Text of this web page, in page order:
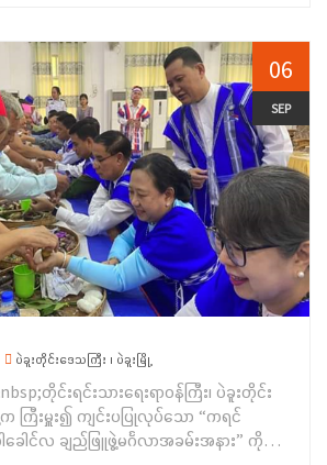
ရီတွင် မြစ်ကြီးနားမြို့ လူထုအခြေပြုဗဟိုဌာန
၌ ကျင်းပပြုလုပ်ခဲ့ သည်။အဆိုပါပြိုင်ပွဲများ
ကလေးစာဖတ်ခန်း၌ "ရွှေရောင်
လုံးလုံးနေကြစို့"ခေါင်းစဉ်ဖြင့် ပန်းချီ
ဘက်စုံသုံးခန်းမ၌ “တိုင်းရင်းသားစည်းလုံး
ြင့် ကျပန်းစကားပြောပြိုင်ပွဲကိုလည်းကောင်း
မြို့နယ်အတွင်းရှိ အခြေခံပညာကျောင်းများမှ
ယ်တန်းအဆင့် ကျောင်းသား/သူ (၃၂)ဦး
သည်။ဆက်လက်ပြီး ဆုချီးမြှင့်ပေးအပ်ပွဲ
ပပြုလုပ်ရာ ပြန်ကြားရေးနှင့်ပြည်သူ့ ဆက်ဆံ
ြီးနားခရိုင်ဦးစီးမှူး ဦးကျော်ထက်က အဖွင့်အမှာ
င်းရင်းသားစာပေနှင့်ယဉ်ကျေးမှုဦးစီးဌာန၊
းလင်းပြောကြားခဲ့ပါသည်။&nbsp;ထို့နောက်
ော်စိုးနိုင်က ပန်းချီပြိုင်ပွဲ၏အမှတ်ပေးစည်းမျဉ်း
စာရေးဆရာ အကြီးကိုကို (ကသာ)က ကျပန်း
မှတ်ပေးစည်းမျဉ်းများကိုလည်းကောင်း
06
SEP
ပဲခူးတိုင်းဒေသကြီး ၊ ပဲခူးမြို့
တိုင်းရင်းသားရေးရာဝန်ကြီး၊ ပဲခူးတိုင်း
ကြီးမှူး၍ ကျင်းပပြုလုပ်သော “ကရင်
ါခေါင်လ ချည်ဖြူဖွဲ့မင်္ဂလာအခမ်းအနား” ကို